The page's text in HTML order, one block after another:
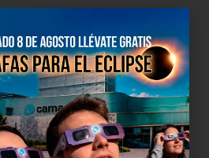
10ª Feria de Vehículos de Soria
07/02/2022